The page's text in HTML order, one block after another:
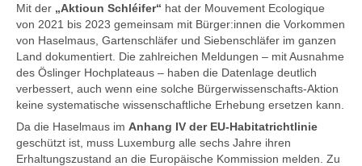
Mit der „Aktioun Schléifer“ hat der Mouvement Ecologique
von 2021 bis 2023 gemeinsam mit Bürger:innen die Vorkommen
von Haselmaus, Gartenschläfer und Siebenschläfer im ganzen
Land dokumentiert. Die zahlreichen Meldungen – mit Ausnahme
des Öslinger Hochplateaus – haben die Datenlage deutlich
verbessert, auch wenn eine solche Bürgerwissenschafts-Aktion
keine systematische wissenschaftliche Erhebung ersetzen kann.
Da die Haselmaus im Anhang IV der EU-Habitatrichtlinie
geschützt ist, muss Luxemburg alle sechs Jahre ihren
Erhaltungszustand an die Europäische Kommission melden. Zu